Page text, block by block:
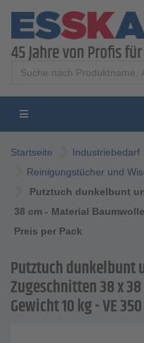
Startseite
Industriebedarf
Reinigungstücher und
Putztuch dunkelbunt
38 cm - Material
Preis per Pack
Putztuch dunkelbunt
Zugeschnitten 38 x
Gewicht 10 kg - VE